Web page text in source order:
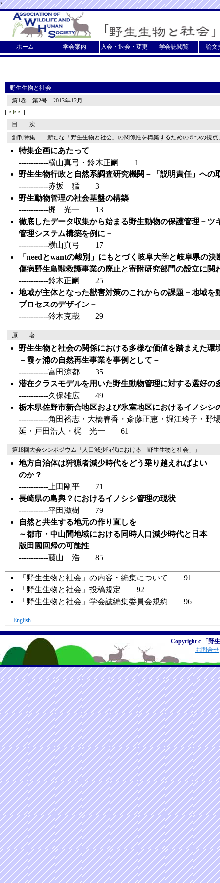
?
ホーム 学会案内 入会・退会・変更 学会誌閲覧 論文
野生生物と社会
第1巻 第2号 2013年12月
[
]
目 次
創刊特集 「新たな「野生生物と社会」の関係性を構築するための５つの視点
特集企画にあたって
------------横山真弓・鈴木正嗣 1
野生生物行政と自然系調査研究機関－「説明責任」への
------------赤坂 猛 3
野生動物管理の社会基盤の構築
------------梶 光一 13
徹底したデータ収集から始まる野生動物の保護管理－ツ
管理システム構築を例に－
------------横山真弓 17
「needとwantの峻別」にもとづく岐阜大学と岐阜県の決
傷病野生鳥獣救護事業の廃止と寄附研究部門の設立に関
------------鈴木正嗣 25
地域が主体となった獣害対策のこれからの課題－地域を
プロセスのデザイン－
------------鈴木克哉 29
原 著
野生生物と社会の関係における多様な価値を踏まえた環
－霞ヶ浦の自然再生事業を事例として－
------------富田涼都 35
潜在クラスモデルを用いた野生動物管理に対する選好の
------------久保雄広 49
栃木県佐野市新合地区および氷室地区におけるイノシシ
------------角田裕志・大橋春香・斎藤正恵・堀江玲子・
延・戸田浩人・梶 光一 61
第18回大会シンポジウム「人口減少時代における「野生生物と社会」」
地方自治体は狩猟者減少時代をどう乗り越えればよい
のか？
------------上田剛平 71
長崎県の島輿？におけるイノシシ管理の現状
------------平田滋樹 79
自然と共生する地元の作り直しを
～都市・中山間地域における同時人口減少時代と日本
版田園回帰の可能性
------------藤山 浩 85
「野生生物と社会」の内容・編集について 91
「野生生物と社会」投稿規定 92
「野生生物と社会」学会誌編集委員会規約 96
- English
Copyright c 「野
お問合せ